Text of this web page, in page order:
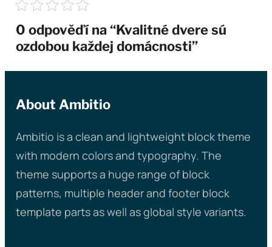
0 odpověďí na “Kvalitné dvere sú
ozdobou každej domácnosti”
About Ambitio
Ambitio is a clean and lightweight block theme
with modern colors and typography. The
theme supports a huge range of block
patterns, multiple header and footer block
template parts as well as global style variants.